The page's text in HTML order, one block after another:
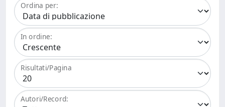
Ordina per:
In ordine:
Risultati/Pagina
Autori/Record: